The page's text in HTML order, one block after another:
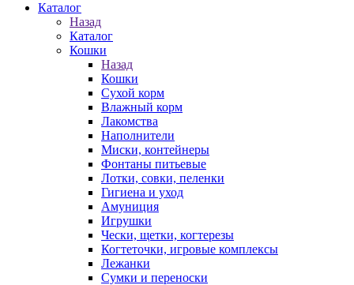
Каталог
Назад
Каталог
Кошки
Назад
Кошки
Сухой корм
Влажный корм
Лакомства
Наполнители
Миски, контейнеры
Фонтаны питьевые
Лотки, совки, пеленки
Гигиена и уход
Амуниция
Игрушки
Чески, щетки, когтерезы
Когтеточки, игровые комплексы
Лежанки
Сумки и переноски